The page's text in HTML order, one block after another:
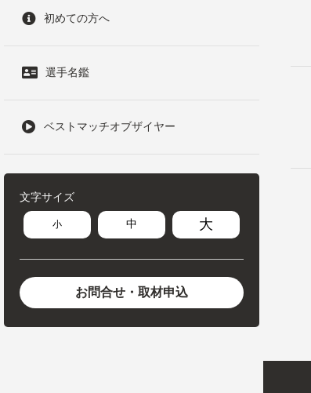
初めての方へ
選手名鑑
ベストマッチオブザイヤー
文字サイズ
小 中 大
お問合せ・取材申込